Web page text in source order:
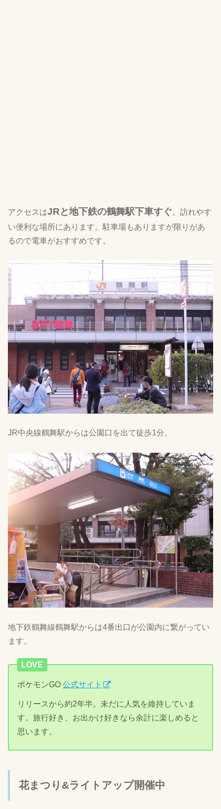
アクセスはJRと地下鉄の鶴舞駅下車すぐ 。訪れやす
い便利な場所にあります。駐車場もありますが限りがあ
るので電車がおすすめです。
JR中央線鶴舞駅からは公園口を出て徒歩1分。
地下鉄鶴舞線鶴舞駅からは4番出口が公園内に繋がってい
ます。
LOVE
ポケモンGO公式サイト
リリースから約2年半。未だに人気を維持していま
す。旅行好き、お出かけ好きなら余計に楽しめると
思います。
花まつり&ライトアップ開催中